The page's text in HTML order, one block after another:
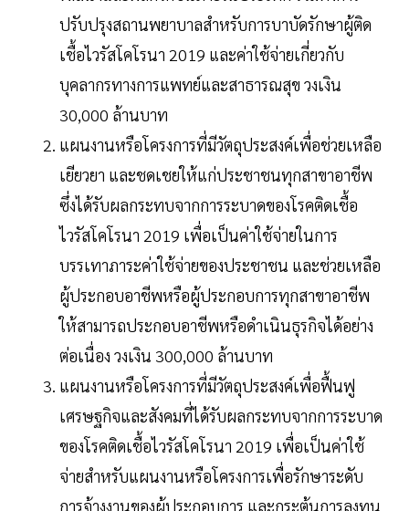
ปรับปรุงสถานพยาบาลสำหรับการบาบัดรักษาผู้ติด
เชื้อไวรัสโคโรนา 2019 และค่าใช้จ่ายเกี่ยวกับ
บุคลากรทางการแพทย์และสาธารณสุข วงเงิน
30,000 ล้านบาท
แผนงานหรือโครงการที่มีวัตถุประสงค์เพื่อช่วยเหลือ
เยียวยา และชดเชยให้แก่ประชาชนทุกสาขาอาชีพ
ซึ่งได้รับผลกระทบจากการระบาดของโรคติดเชื้อ
ไวรัสโคโรนา 2019 เพื่อเป็นค่าใช้จ่ายในการ
บรรเทาภาระค่าใช้จ่ายของประชาชน และช่วยเหลือ
ผู้ประกอบอาชีพหรือผู้ประกอบการทุกสาขาอาชีพ
ให้สามารถประกอบอาชีพหรือดำเนินธุรกิจได้อย่าง
ต่อเนื่อง วงเงิน 300,000 ล้านบาท
แผนงานหรือโครงการที่มีวัตถุประสงค์เพื่อฟื้นฟู
เศรษฐกิจและสังคมที่ได้รับผลกระทบจากการระบาด
ของโรคติดเชื้อไวรัสโคโรนา 2019 เพื่อเป็นค่าใช้
จ่ายสำหรับแผนงานหรือโครงการเพื่อรักษาระดับ
การจ้างงานของผู้ประกอบการ และกระตุ้นการลงทุน